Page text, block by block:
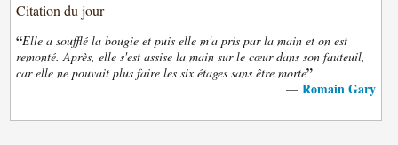
Citation du jour
“Elle a soufflé la bougie et puis elle m'a pris par la main et on est
remonté. Après, elle s'est assise la main sur le cœur dans son fauteuil,
car elle ne pouvait plus faire les six étages sans être morte”
— Romain Gary